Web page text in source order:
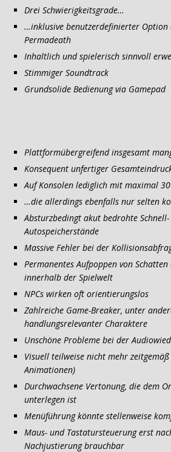
Drei Schwierigkeitsgrade…
…inklusive benutzerdefinierter
Permadeath
Inhaltlich und spielerisch sinnvoll
Stimmiger Soundtrack
Grundsolide Bedienung via Gamepad
Plattformübergreifend insgesamt
Konsequent unfertiger
Auf Konsolen lediglich mit maximal
…die allerdings ebenfalls nur selten
Absturzbedingt akut bedrohte
Autospeicherstände
Massive Fehler bei der
Permanentes Aufpoppen von
innerhalb der Spielwelt
NPCs wirken oft orientierungslos
Zahlreiche Game-Breaker, unter
handlungsrelevanter Charaktere
Unschöne Probleme bei der
Visuell teilweise nicht mehr zeitgemäß
Animationen)
Durchwachsene Vertonung, die dem
unterlegen ist
Menüführung könnte stellenweise
Maus- und Tastatursteuerung erst
Nachjustierung brauchbar